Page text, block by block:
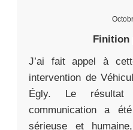
Finition
J’ai fait appel à
intervention de
Égly. Le
communication a
sérieuse et